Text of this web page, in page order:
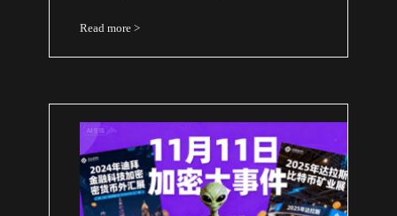
Read more >